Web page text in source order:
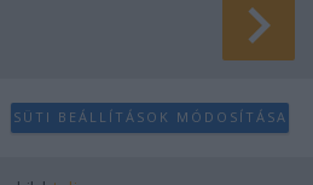
SÜTI BEÁLLÍTÁSOK MÓDOSÍTÁSA